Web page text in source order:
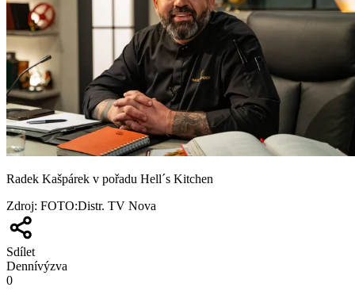
Radek Kašpárek v pořadu Hell´s Kitchen
Zdroj: FOTO:Distr. TV Nova
Sdílet
Dennívýzva
0